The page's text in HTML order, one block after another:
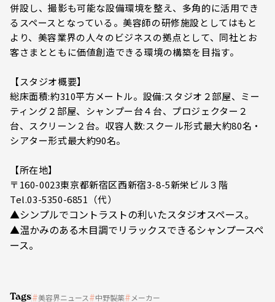
併設し、撮影も可能な設備環境を整え、多角的に活用でき
るスペースとなっている。美容師の研修施設としてはもと
より、美容業界の人々のビジネスの拠点として、同社とお
客さまとともに価値創造できる環境の構築を目指す。
【スタジオ概要】
総床面積:約310平方メートル。設備:スタジオ２部屋、ミー
ティング２部屋、シャンプー台４台、プロジェクター２
台、スクリーン２台。収容人数:スクール形式最大約80名・
シアター形式最大約90名。
【所在地】
〒160-0023東京都新宿区西新宿3-8-5新栄ビル３階
Tel.03-5350-6851（代）
▲シンプルでコントラストの利いたスタジオスペース。
▲温かみのある木目調でリラックスできるシャンプースペ
ース。
Tags 美容界ニュース 中野製薬 メーカー